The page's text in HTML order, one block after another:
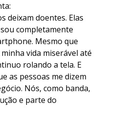
deixam doentes. Elas
completamente
Mesmo que
vida miserável até
rolando a tela. E
as pessoas me dizem
Nós, como banda,
e parte do